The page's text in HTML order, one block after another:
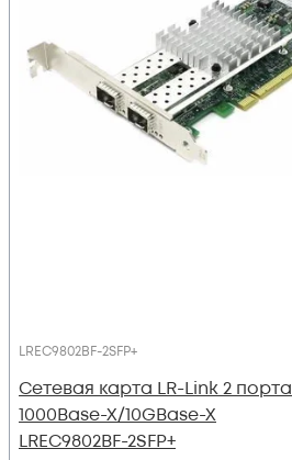
LREC9802BF-2SFP+
Сетевая карта LR-Link 2 порта
1000Base-X/10GBase-X
LREC9802BF-2SFP+